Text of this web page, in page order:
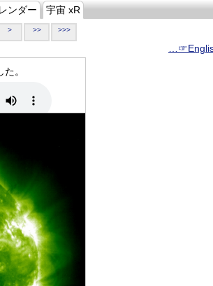
ンダー 宇宙 xR
> >> >>>
。